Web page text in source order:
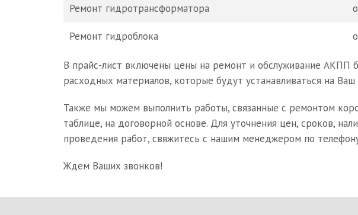
Ремонт гидротрансформатора
Ремонт гидроблока
В прайс-лист включены цены на ремонт и обслуживание АКПП
расходных материалов, которые будут устанавливаться на Ваш
Также мы можем выполнить работы, связанные с ремонтом
таблице, на договорной основе. Для уточнения цен, сроков,
проведения работ, свяжитесь с нашим менеджером по
Ждем Ваших звонков!